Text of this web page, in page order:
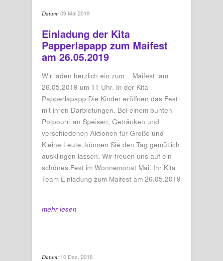
Datum: 09 Mai 2019
Einladung der Kita
Papperlapapp zum Maifest
am 26.05.2019
Wir laden herzlich ein zum Maifest am
26.05.2019 um 11 Uhr. In der Kita
Papperlapapp Die Kinder eröffnen das Fest
mit ihren Darbietungen. Bei einem bunten
Potpourri an Speisen, Getränken und
verschiedenen Aktionen für Große und
Kleine Leute, können Sie den Tag gemütlich
ausklingen lassen. Wir freuen uns auf ein
schönes Fest im Wonnemonat Mai. Ihr Kita
Team Einladung zum Maifest am 26.05.2019
mehr lesen
Datum: 10 Dez. 2018